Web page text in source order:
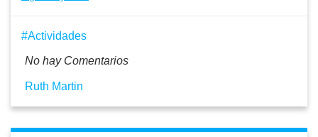
Actividades
No hay Comentarios
Ruth Martin